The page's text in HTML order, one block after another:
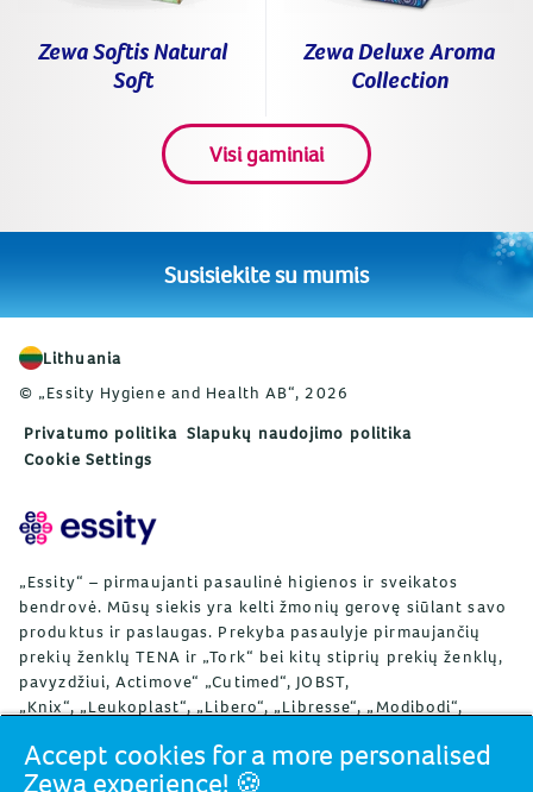
Zewa Softis Natural
Soft
Zewa Deluxe Aroma
Collection
Visi gaminiai
Susisiekite su mumis
Lithuania
© „Essity Hygiene and Health AB“, 2026
Privatumo politika Slapukų naudojimo politika
Cookie Settings
„Essity“ – pirmaujanti pasaulinė higienos ir sveikatos
bendrovė. Mūsų siekis yra kelti žmonių gerovę siūlant savo
produktus ir paslaugas. Prekyba pasaulyje pirmaujančių
prekių ženklų TENA ir „Tork“ bei kitų stiprių prekių ženklų,
pavyzdžiui, Actimove“ „Cutimed“, JOBST,
„Knix“, „Leukoplast“, „Libero“, „Libresse“, „Modibodi“,
„Zewa“, produktais vykdoma apie 150 pasaulio šalių.
„Essity“ dirba apie 36 tūkst. darbuotojų. 2024 m.
Accept cookies for a more personalised
Zewa experience! 🍪